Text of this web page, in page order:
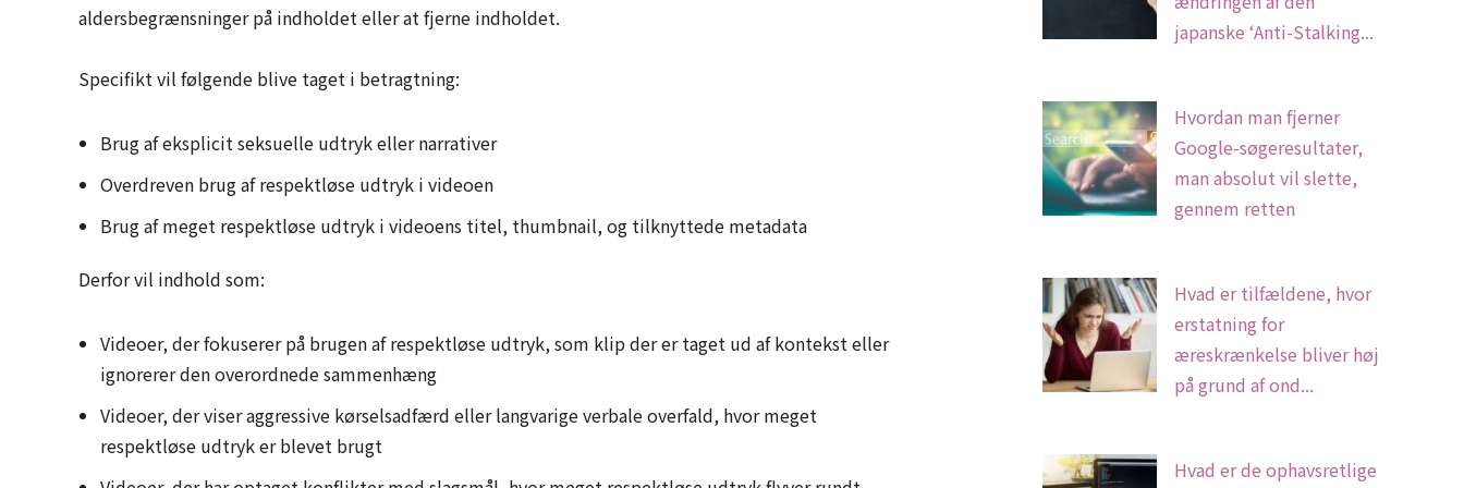
aldersbegrænsninger på indholdet eller at fjerne indholdet.
Specifikt vil følgende blive taget i betragtning:
Brug af eksplicit seksuelle udtryk eller narrativer
Overdreven brug af respektløse udtryk i videoen
Brug af meget respektløse udtryk i videoens titel, thumbnail, og tilknyttede metadata
Derfor vil indhold som:
Videoer, der fokuserer på brugen af respektløse udtryk, som klip der er taget ud af kontekst eller
ignorerer den overordnede sammenhæng
Videoer, der viser aggressive kørselsadfærd eller langvarige verbale overfald, hvor meget
respektløse udtryk er blevet brugt
japanske ‘Anti-Stalking...
Hvordan man fjerner
Google-søgeresultater,
man absolut vil slette,
gennem retten
Hvad er tilfældene, hvor
erstatning for
æreskrænkelse bliver høj
på grund af ond...
Hvad er de ophavsretlige